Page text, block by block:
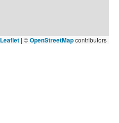
Leaflet | ©OpenStreetMapcontributors